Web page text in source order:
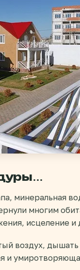
минеральная
многим
исцеление
воздух,
и